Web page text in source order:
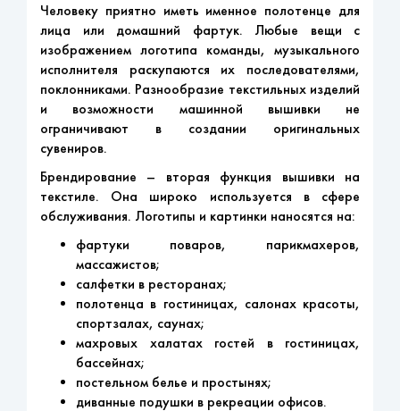
Человеку приятно иметь именное полотенце для
лица или домашний фартук. Любые вещи с
изображением логотипа команды, музыкального
исполнителя раскупаются их последователями,
поклонниками. Разнообразие текстильных изделий
и возможности машинной вышивки не
ограничивают в создании оригинальных
сувениров.
Брендирование – вторая функция вышивки на
текстиле. Она широко используется в сфере
обслуживания. Логотипы и картинки наносятся на:
фартуки поваров, парикмахеров,
массажистов;
салфетки в ресторанах;
полотенца в гостиницах, салонах красоты,
спортзалах, саунах;
махровых халатах гостей в гостиницах,
бассейнах;
постельном белье и простынях;
диванные подушки в рекреации офисов.